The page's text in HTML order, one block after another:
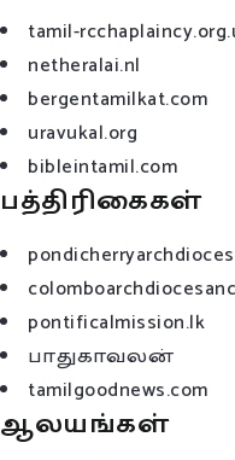
tamil-
netheralai.nl
bergentamilkat.com
uravukal.org
bibleintamil.com
பத்திரிகைகள்
pontificalmission.lk
பாதுகாவலன்
tamilgoodnews.com
ஆலயங்கள்